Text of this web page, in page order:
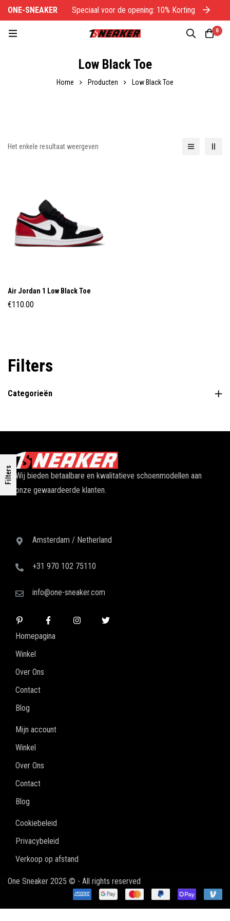
ONE-SNEAKER Speciaal voor de opening: 10% Korting
0
Low Black Toe
Home Producten Low Black Toe
Filters
Categorieën
Filters
Het enkele resultaat weergeven
Air Jordan 1 Low Black Toe
€110.00
Wij bieden betaalbare en kwalitatieve schoenmodellen aan
onze gewaardeerde klanten.
Amsterdam / Netherland
+31 970 102 75110
info@one-sneaker.com
Homepagina
Winkel
Over Ons
Contact
Blog
Mijn account
Winkel
Over Ons
Contact
Blog
Cookiebeleid
Privacybeleid
Verkoop op afstand
One Sneaker 2025 © - All rights reserved